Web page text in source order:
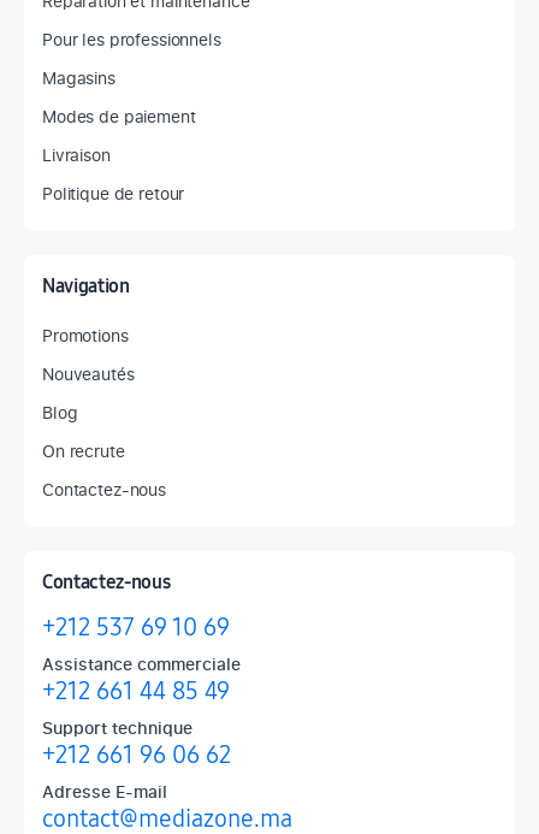
Pour les professionnels
Magasins
Modes de paiement
Livraison
Politique de retour
Navigation
Promotions
Nouveautés
Blog
On recrute
Contactez-nous
Contactez-nous
+212 537 69 10 69
Assistance commerciale
+212 661 44 85 49
Support technique
+212 661 96 06 62
Adresse E-mail
contact@mediazone.ma